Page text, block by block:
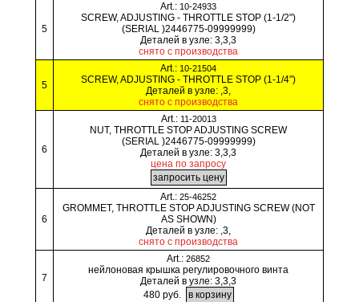
5
Art.: 10-24933
SCREW, ADJUSTING - THROTTLE STOP (1-1/2")
(SERIAL )2446775-09999999)
Деталей в узле: 3,3,3
снято с производства
5
Art.: 10-21504
SCREW, ADJUSTING - THROTTLE STOP (1-1/4")
Деталей в узле: ,3,
снято с производства
6
Art.: 11-20013
NUT, THROTTLE STOP ADJUSTING SCREW
(SERIAL )2446775-09999999)
Деталей в узле: 3,3,3
цена по запросу
6
Art.: 25-46252
GROMMET, THROTTLE STOP ADJUSTING SCREW (NOT
AS SHOWN)
Деталей в узле: ,3,
снято с производства
7
Art.: 26852
нейлоновая крышка регулировочного винта
Деталей в узле: 3,3,3
480 руб.